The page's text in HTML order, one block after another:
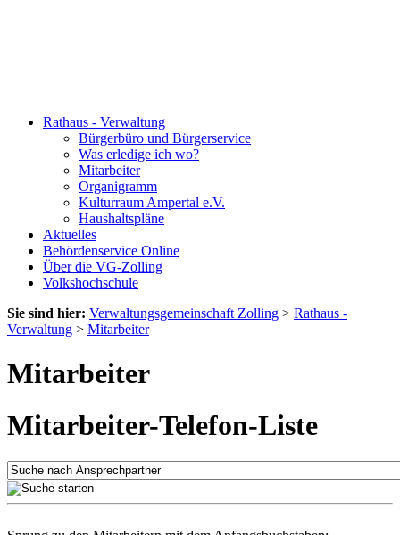
Rathaus - Verwaltung
Bürgerbüro und Bürgerservice
Was erledige ich wo?
Mitarbeiter
Organigramm
Kulturraum Ampertal e.V.
Haushaltspläne
Aktuelles
Behördenservice Online
Über die VG-Zolling
Volkshochschule
Sie sind hier: Verwaltungsgemeinschaft Zolling > Rathaus -
Verwaltung > Mitarbeiter
Mitarbeiter
Mitarbeiter-Telefon-Liste